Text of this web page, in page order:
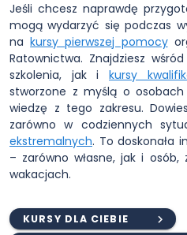
Jeśli chcesz naprawdę
mogą wydarzyć się podczas
nakursy pierwszej pomocy
Ratownictwa. Znajdziesz
szkolenia, jak i kursy
stworzone z myślą o
wiedzę z tego zakresu.
zarówno w codziennych
ekstremalnych. To doskonała
– zarówno własne, jak i
wakacjach.
KURSY DLA CIEBIE